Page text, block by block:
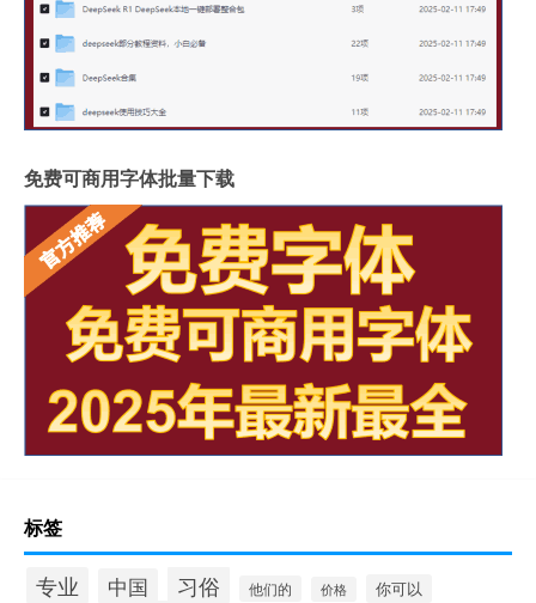
免费可商用字体批量下载
标签
专业 中国 习俗 他们的 价格 你可以